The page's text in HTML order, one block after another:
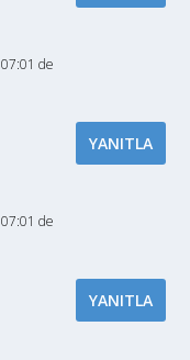
de
YANITLA
de
YANITLA